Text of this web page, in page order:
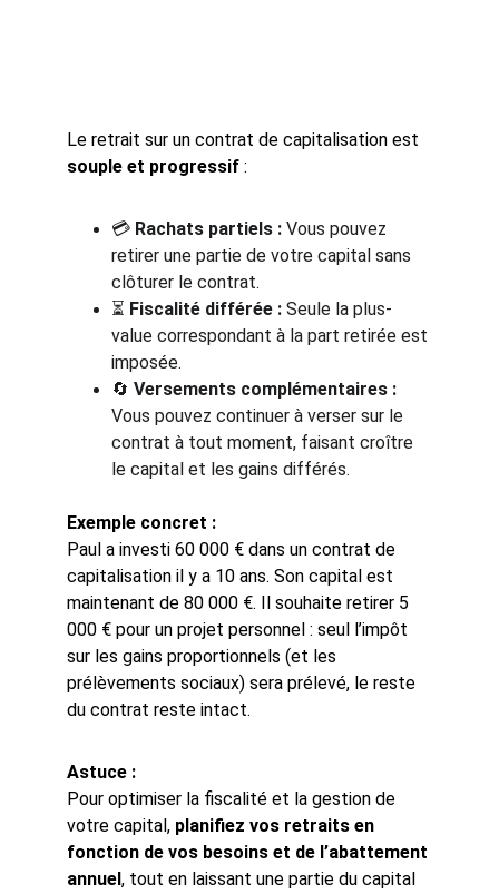
Le retrait sur un contrat de capitalisation est
souple et progressif :
💳 Rachats partiels : Vous pouvez
retirer une partie de votre capital sans
clôturer le contrat.
⏳ Fiscalité différée : Seule la plus-
value correspondant à la part retirée est
imposée.
🔄 Versements complémentaires :
Vous pouvez continuer à verser sur le
contrat à tout moment, faisant croître
le capital et les gains différés.
Exemple concret :
Paul a investi 60 000 € dans un contrat de
capitalisation il y a 10 ans. Son capital est
maintenant de 80 000 €. Il souhaite retirer 5
000 € pour un projet personnel : seul l’impôt
sur les gains proportionnels (et les
prélèvements sociaux) sera prélevé, le reste
du contrat reste intact.
Astuce :
Pour optimiser la fiscalité et la gestion de
votre capital, planifiez vos retraits en
fonction de vos besoins et de l’abattement
annuel, tout en laissant une partie du capital